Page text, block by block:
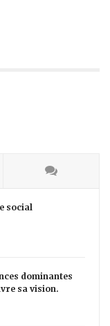
social
dominantes
sa vision.